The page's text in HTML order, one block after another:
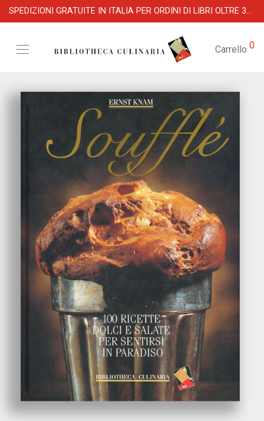
SPEDIZIONI GRATUITE IN ITALIA PER ORDINI DI LIBRI OLTRE 39 €
Carrello 0